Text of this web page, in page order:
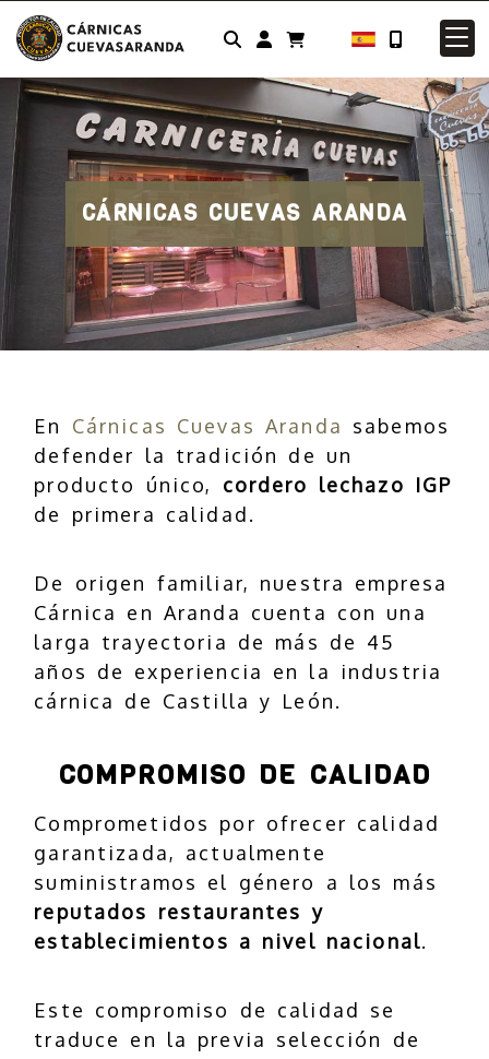
Identifícate
CÁRNICAS CUEVAS ARANDA
En Cárnicas Cuevas Aranda sabemos
defender la tradición de un
producto único, cordero lechazo IGP
de primera calidad.
De origen familiar, nuestra empresa
Cárnica en Aranda cuenta con una
larga trayectoria de más de 45
años de experiencia en la industria
cárnica de Castilla y León.
COMPROMISO DE CALIDAD
Comprometidos por ofrecer calidad
garantizada, actualmente
suministramos el género a los más
reputados restaurantes y
establecimientos a nivel nacional.
Este compromiso de calidad se
traduce en la previa selección de